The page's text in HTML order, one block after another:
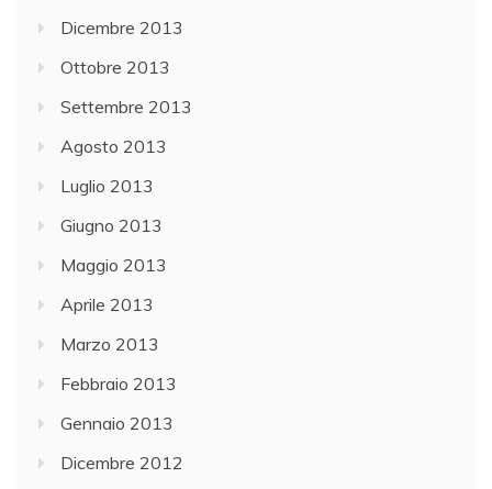
Dicembre 2013
Ottobre 2013
Settembre 2013
Agosto 2013
Luglio 2013
Giugno 2013
Maggio 2013
Aprile 2013
Marzo 2013
Febbraio 2013
Gennaio 2013
Dicembre 2012